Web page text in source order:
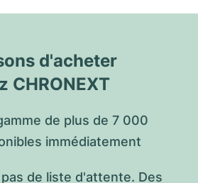
d'acheter
CHRONEXT
de plus de 7 000
immédiatement
de liste d'attente. Des